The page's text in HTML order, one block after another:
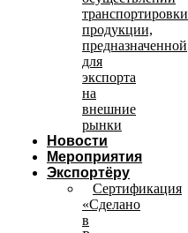
транспортировки
продукции,
предназначенной
для
экспорта
на
внешние
рынки
Новости
Мероприятия
Экспортёру
Сертификация
«Сделано
в